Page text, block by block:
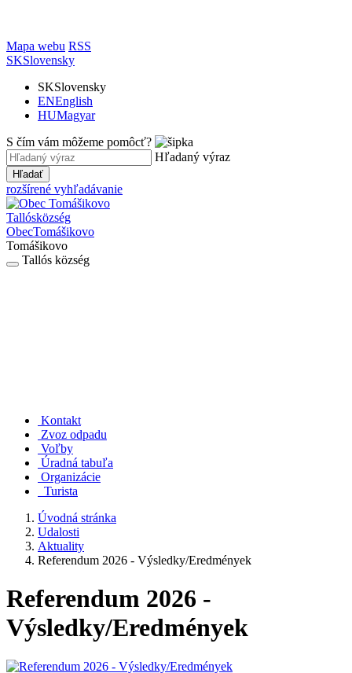
Mapa webu RSS
SKSlovensky
SKSlovensky
ENEnglish
HUMagyar
S čím vám môžeme pomôcť?
Hľadaný výraz
Hľadať
rozšírené vyhľadávanie
Tallósközség
ObecTomášikovo
Tomášikovo
Tallós község
Kontakt
Zvoz odpadu
Voľby
Úradná tabuľa
Organizácie
Turista
Úvodná stránka
Udalosti
Aktuality
Referendum 2026 - Výsledky/Eredmények
Referendum 2026 -
Výsledky/Eredmények